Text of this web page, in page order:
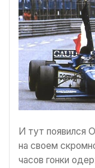
И тут появился
на своем
часов гонки